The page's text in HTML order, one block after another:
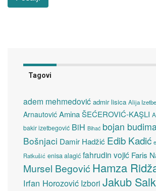
Tagovi
adem mehmedović admir lisica Alija
Arnautović Amina ŠEĆEROVIĆ-KAŞLI
bakir izetbegović BiH Bihać bojan
Bošnjaci Damir Hadžić Edib Kadić
Ratkušić enisa alagić fahrudin vojić Faris
Mursel Begović Hamza
Irfan Horozović Izbori Jakub